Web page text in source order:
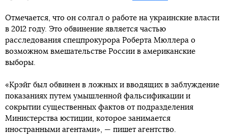
Отмечается, что он солгал о работе на украинские власти
в 2012 году. Это обвинение является частью
расследования спецпрокурора Роберта Мюллера о
возможном вмешательстве России в американские
выборы.
«Крэйг был обвинен в ложных и вводящих в заблуждение
показаниях путем умышленной фальсификации и
сокрытии существенных фактов от подразделения
Министерства юстиции, которое занимается
иностранными агентами», — пишет агентство.